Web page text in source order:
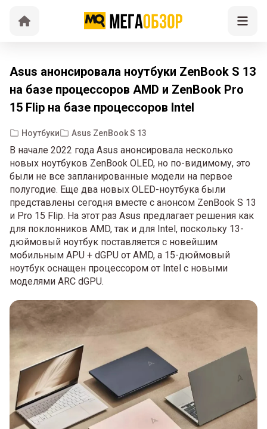
Asus анонсировала ноутбуки ZenBook S 13
на базе процессоров AMD и ZenBook Pro
15 Flip на базе процессоров Intel
Ноутбуки Asus ZenBook S 13
В начале 2022 года Asus анонсировала несколько
новых ноутбуков ZenBook OLED, но по-видимому, это
были не все запланированные модели на первое
полугодие. Еще два новых OLED-ноутбука были
представлены сегодня вместе с анонсом ZenBook S 13
и Pro 15 Flip. На этот раз Asus предлагает решения как
для поклонников AMD, так и для Intel, поскольку 13-
дюймовый ноутбук поставляется с новейшим
мобильным APU + dGPU от AMD, а 15-дюймовый
ноутбук оснащен процессором от Intel с новыми
моделями ARC dGPU.